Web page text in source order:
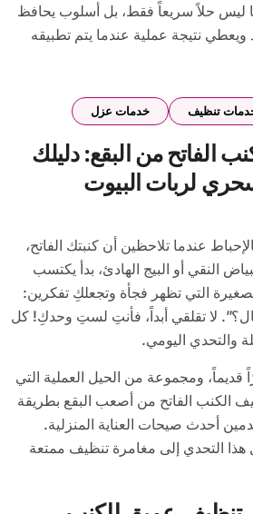
ليس حلاً سريعاً فقط، بل أسلوب يحافظ
نتيجة عملية عندما يتم تطبيقه
تنظيف خدمات عزل
الفاتح من البقع: دليلك
لربات البيوت
النقي أو البيج الهادئ، بدأ يكتسب
التي تظهر فجأة وتجعلكِ تفكرين:
لا تقلقي أبداً، فأنتِ لستِ وحدكِ! كل
والتحدي اليومي.
ومجموعة من الحيل العملية التي
الكنب الفاتح من أصعب البقع بطريقة
أحدث صيحات العناية المنزلية.
هذا التحدي إلى مغامرة تنظيف ممتعة